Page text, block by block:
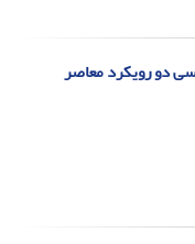
دو رویکرد معاصر